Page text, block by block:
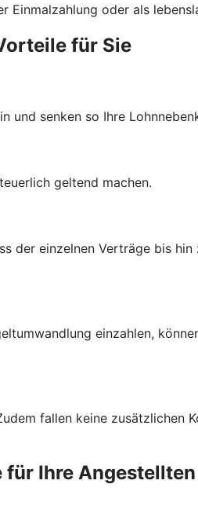
oder als
für Sie
und senken so Ihre
geltend machen.
der einzelnen Verträge bis
einzahlen,
fallen keine zusätzlichen
für Ihre Angestellten